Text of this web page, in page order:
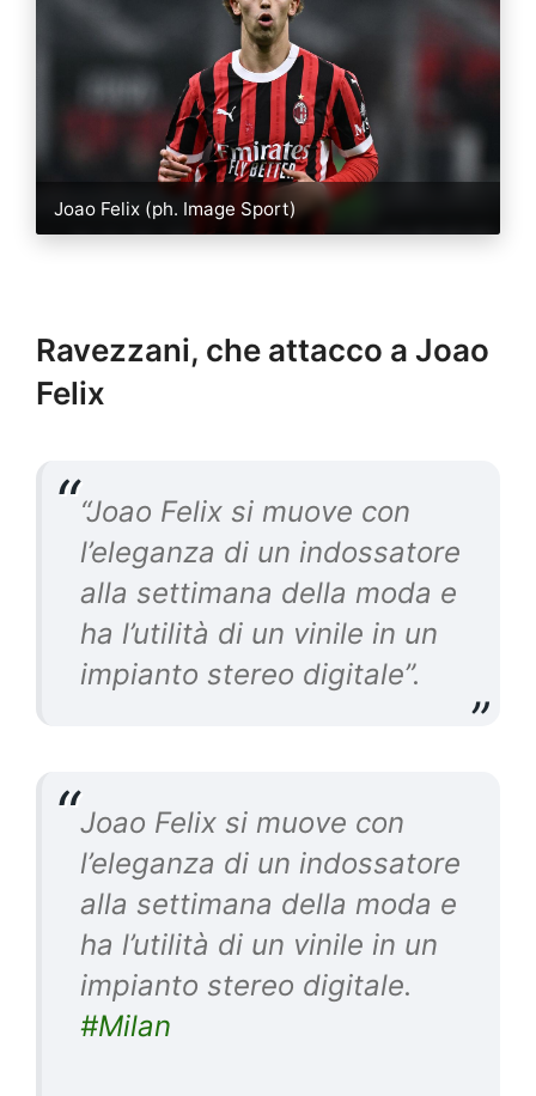
Joao Felix (ph. Image Sport)
Ravezzani, che attacco a Joao
Felix
“Joao Felix si muove con
l’eleganza di un indossatore
alla settimana della moda e
ha l’utilità di un vinile in un
impianto stereo digitale”.
Joao Felix si muove con
l’eleganza di un indossatore
alla settimana della moda e
ha l’utilità di un vinile in un
impianto stereo digitale.
#Milan